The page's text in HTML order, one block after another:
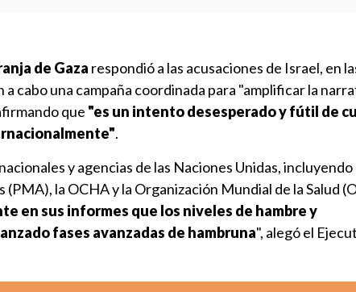
de Gaza respondió a las acusaciones de Israel, en
a cabo una campaña coordinada para "amplificar la
que "es un intento desesperado y fútil de
.
y agencias de las Naciones Unidas, incluyendo
la OCHA y la Organización Mundial de la Salud
en sus informes que los niveles de hambre y
fases avanzadas de hambruna", alegó el